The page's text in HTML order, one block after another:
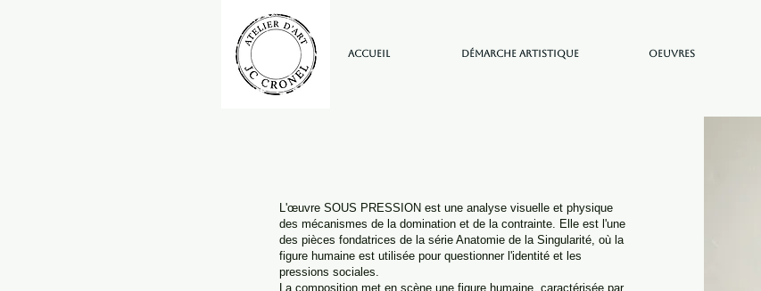
Accueil Démarche artistique Oeuvres
L'œuvre SOUS PRESSION est une analyse visuelle et physique
des mécanismes de la domination et de la contrainte. Elle est l'une
des pièces fondatrices de la série Anatomie de la Singularité, où la
figure humaine est utilisée pour questionner l'identité et les
pressions sociales.
La composition met en scène une figure humaine, caractérisée par